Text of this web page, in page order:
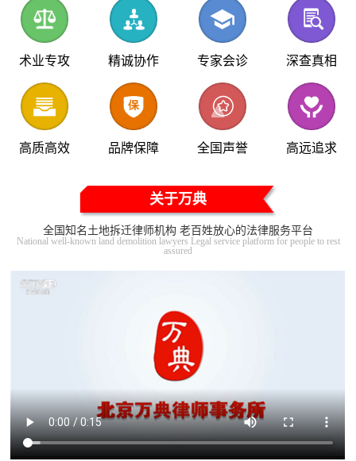
术业专攻 精诚协作 专家会诊 深查真相
高质高效 品牌保障 全国声誉 高远追求
关于万典
全国知名土地拆迁律师机构 老百姓放心的法律服务平台
National well-known land demolition lawyers Legal service platform for people to rest
assured